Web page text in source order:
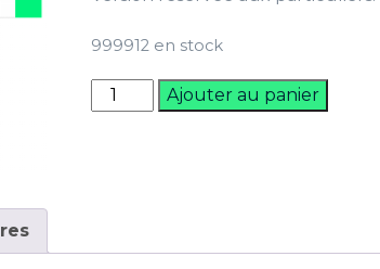
999912 en stock
quantité
de
Ajouter au panier